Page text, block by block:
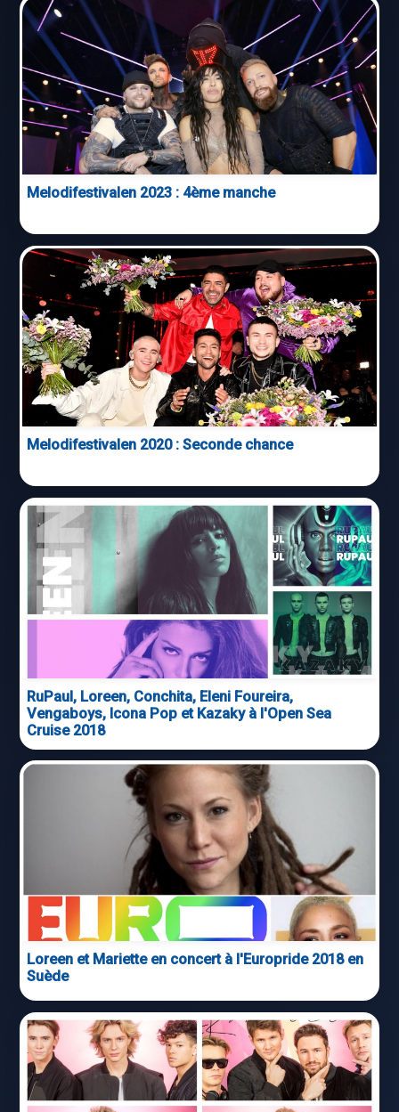
Melodifestivalen 2023 : 4ème manche
Melodifestivalen 2020 : Seconde chance
RuPaul, Loreen, Conchita, Eleni Foureira,
Vengaboys, Icona Pop et Kazaky à l'Open Sea
Cruise 2018
Loreen et Mariette en concert à l'Europride 2018 en
Suède